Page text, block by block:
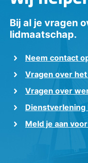
Bij al je vragen
lidmaatschap.
Neem contact
Vragen over
Vragen over
Dienstverlening
Meld je aan